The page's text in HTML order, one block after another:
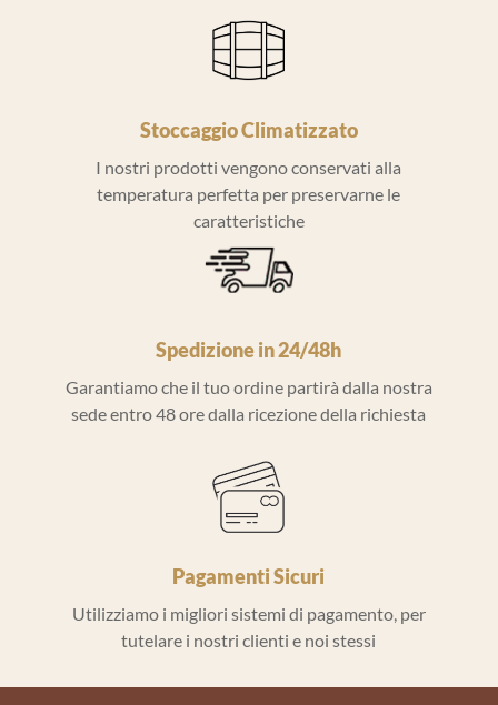
Stoccaggio Climatizzato
I nostri prodotti vengono conservati alla
temperatura perfetta per preservarne le
caratteristiche
Spedizione in 24/48h
Garantiamo che il tuo ordine partirà dalla nostra
sede entro 48 ore dalla ricezione della richiesta
Pagamenti Sicuri
Utilizziamo i migliori sistemi di pagamento, per
tutelare i nostri clienti e noi stessi